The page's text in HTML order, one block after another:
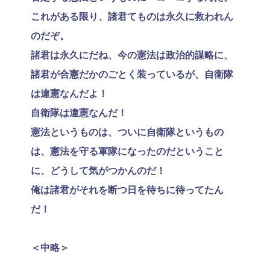
これがある限り、諸君てものは永久に救われん
のだぞ。
諸君は永久にだね、今の憲法は政治的謀略に、
諸君が合憲だかのごとく装っているが、自衛隊
は違憲なんだよ！
自衛隊は違憲なんだ！
憲法というものは、ついに自衛隊というもの
は、憲法を守る軍隊になったのだということ
に、どうして気がつかんのだ！
俺は諸君がそれを断つ日を待ちに待ってたん
だ！
＜中略＞